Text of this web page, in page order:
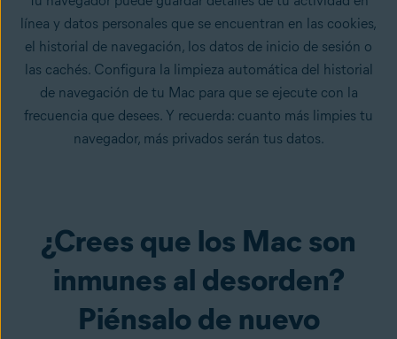
línea y datos personales que se encuentran en las cookies,
el historial de navegación, los datos de inicio de sesión o
las cachés. Configura la limpieza automática del historial
de navegación de tu Mac para que se ejecute con la
frecuencia que desees. Y recuerda: cuanto más limpies tu
navegador, más privados serán tus datos.
¿Crees que los Mac son
inmunes al desorden?
Piénsalo de nuevo